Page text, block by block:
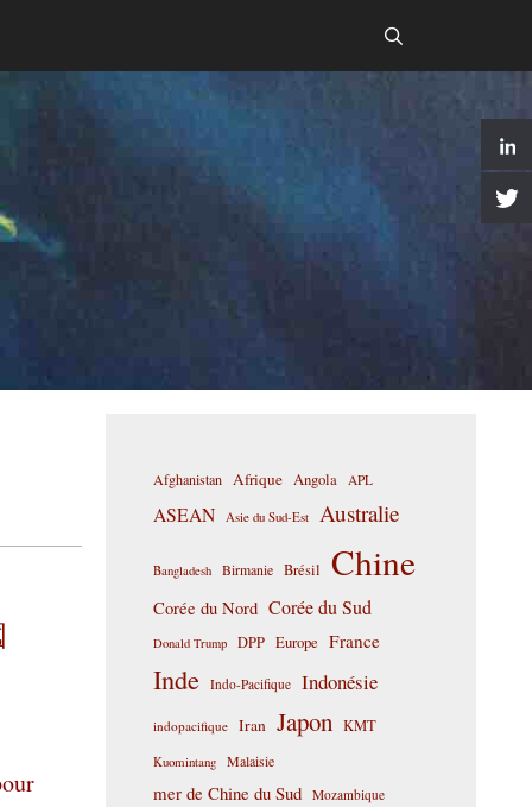
Afghanistan Afrique Angola APL
ASEAN Asie du Sud-Est Australie
Bangladesh Birmanie Brésil Chine
Corée du Nord Corée du Sud
Donald Trump DPP Europe France
Inde Indo-Pacifique Indonésie
indopacifique Iran Japon KMT
Kuomintang Malaisie
mer de Chine du Sud Mozambique